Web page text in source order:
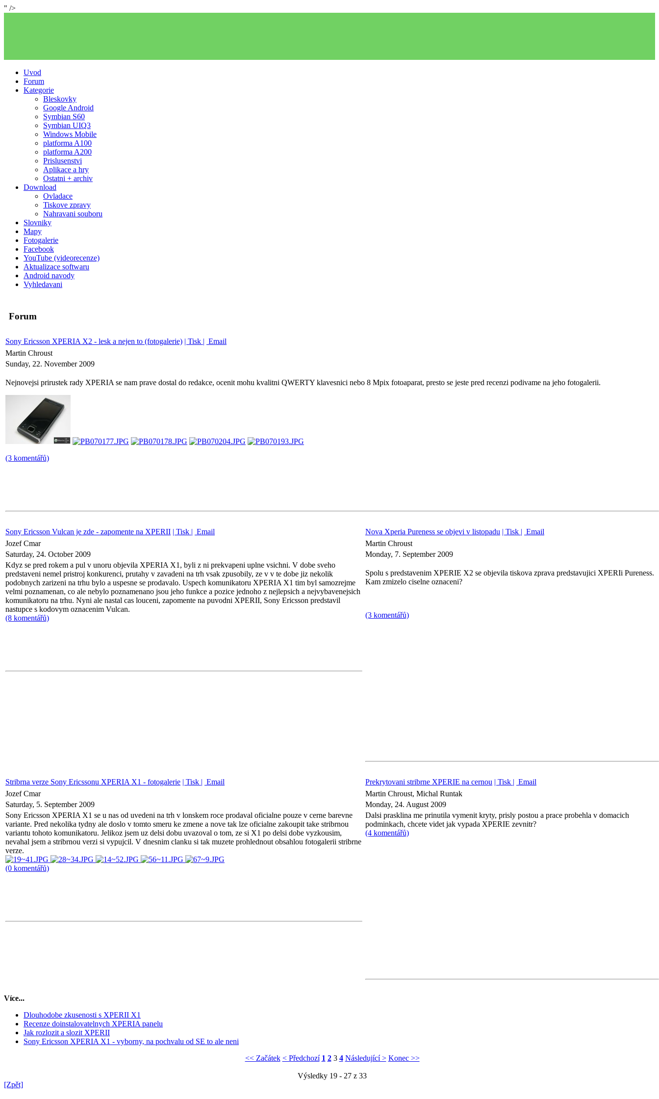
" />
Uvod
Forum
Kategorie
Bleskovky
Google Android
Symbian S60
Symbian UIQ3
Windows Mobile
platforma A100
platforma A200
Prislusenstvi
Aplikace a hry
Ostatni + archiv
Download
Ovladace
Tiskove zpravy
Nahravani souboru
Slovniky
Mapy
Fotogalerie
Facebook
YouTube (videorecenze)
Aktualizace softwaru
Android navody
Vyhledavani
Forum
Sony Ericsson XPERIA X2 - lesk a nejen to (fotogalerie) | Tisk | Email
Martin Chroust
Sunday, 22. November 2009
Nejnovejsi prirustek rady XPERIA se nam prave dostal do redakce, ocenit mohu kvalitni QWERTY klavesnici nebo 8 Mpix fotoaparat, presto se jeste pred recenzi podivame na jeho fotogalerii.
(3 komentářů)
Sony Ericsson Vulcan je zde - zapomente na XPERII | Tisk | Email
Jozef Cmar
Saturday, 24. October 2009
Kdyz se pred rokem a pul v unoru objevila XPERIA X1, byli z ni prekvapeni uplne vsichni. V dobe sveho
predstaveni nemel pristroj konkurenci, prutahy v zavadeni na trh vsak zpusobily, ze v v te dobe jiz nekolik
podobnych zarizeni na trhu bylo a uspesne se prodavalo. Uspech komunikatoru XPERIA X1 tim byl samozrejme
velmi poznamenan, co ale nebylo poznamenano jsou jeho funkce a pozice jednoho z nejlepsich a nejvybavenejsich
komunikatoru na trhu. Nyni ale nastal cas louceni, zapomente na puvodni XPERII, Sony Ericsson predstavil
nastupce s kodovym oznacenim Vulcan.
(8 komentářů)
Nova Xperia Pureness se objevi v listopadu | Tisk | Email
Martin Chroust
Monday, 7. September 2009
Spolu s predstavenim XPERIE X2 se objevila tiskova zprava predstavujici XPERIi Pureness.
Kam zmizelo ciselne oznaceni?
(3 komentářů)
Stribrna verze Sony Ericssonu XPERIA X1 - fotogalerie | Tisk | Email
Jozef Cmar
Saturday, 5. September 2009
Sony Ericsson XPERIA X1 se u nas od uvedeni na trh v lonskem roce prodaval oficialne pouze v cerne barevne
variante. Pred nekolika tydny ale doslo v tomto smeru ke zmene a nove tak lze oficialne zakoupit take stribrnou
variantu tohoto komunikatoru. Jelikoz jsem uz delsi dobu uvazoval o tom, ze si X1 po delsi dobe vyzkousim,
nevahal jsem a stribrnou verzi si vypujcil. V dnesnim clanku si tak muzete prohlednout obsahlou fotogalerii stribrne
verze.
(0 komentářů)
Prekrytovani stribrne XPERIE na cernou | Tisk | Email
Martin Chroust, Michal Runtak
Monday, 24. August 2009
Dalsi prasklina me prinutila vymenit kryty, prisly postou a prace probehla v domacich
podminkach, chcete videt jak vypada XPERIE zevnitr?
(4 komentářů)
Více...
Dlouhodobe zkusenosti s XPERII X1
Recenze doinstalovatelnych XPERIA panelu
Jak rozlozit a slozit XPERII
Sony Ericsson XPERIA X1 - vyborny, na pochvalu od SE to ale neni
<< Začátek < Předchozí 1 2 3 4 Následující > Konec >>
Výsledky 19 - 27 z 33
[Zpět]